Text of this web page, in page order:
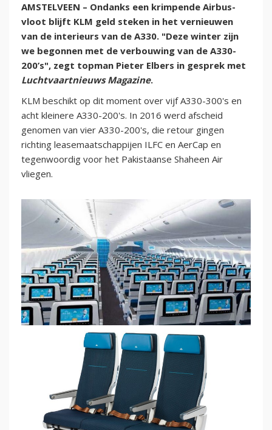
AMSTELVEEN – Ondanks een krimpende Airbus-
vloot blijft KLM geld steken in het vernieuwen
van de interieurs van de A330. "Deze winter zijn
we begonnen met de verbouwing van de A330-
200’s", zegt topman Pieter Elbers in gesprek met
Luchtvaartnieuws Magazine.
KLM beschikt op dit moment over vijf A330-300's en
acht kleinere A330-200's. In 2016 werd afscheid
genomen van vier A330-200's, die retour gingen
richting leasemaatschappijen ILFC en AerCap en
tegenwoordig voor het Pakistaanse Shaheen Air
vliegen.